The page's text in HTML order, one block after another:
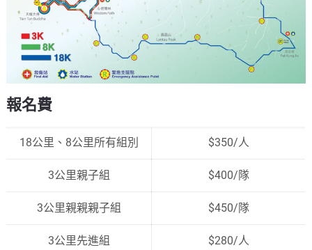
報名費
18公里、8公里所有組別 $350/人
3公里親子組 $400/隊
3公里親親親子組 $450/隊
3公里先進組 $280/人